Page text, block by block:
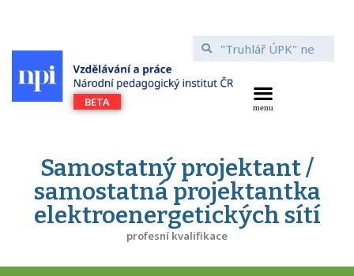
Samostatný projektant /
samostatná projektantka
elektroenergetických sítí
profesní kvalifikace